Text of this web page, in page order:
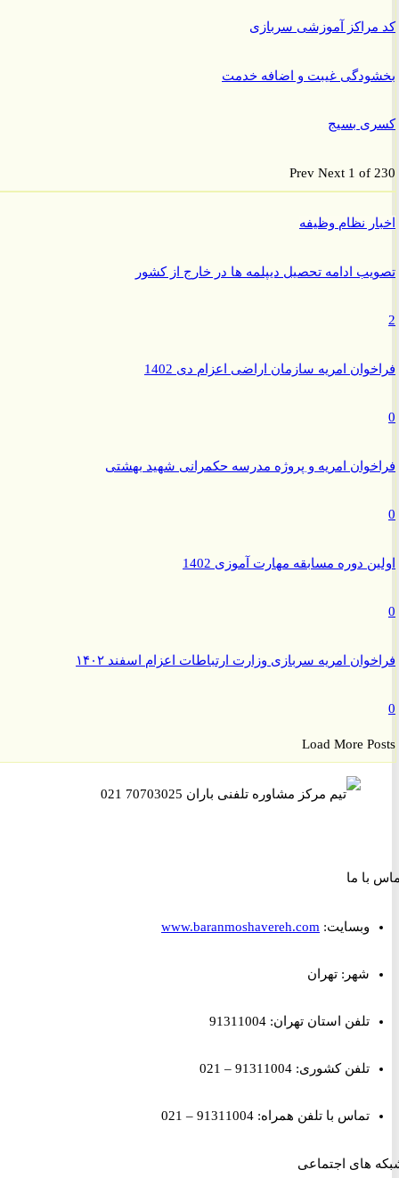
آموزشی سربازی
غیبت و اضافه خدمت
بسیج
PrevNext 1 of
نظام وظیفه
ادامه تحصیل دیپلمه ها در خارج از کشور
امریه سازمان اراضی اعزام دی 1402
امریه و پروژه مدرسه حکمرانی شهید بهشتی
دوره مسابقه مهارت آموزی 1402
امریه سربازی وزارت ارتباطات اعزام اسفند ۱۴۰۲
Load More
ما
وبسایت:www.baranmoshavereh.com
شهر: تهران
تلفن استان تهران: 91311004
تلفن کشوری: 91311004 – 021
تماس با تلفن همراه: 91311004 – 021
اجتماعی